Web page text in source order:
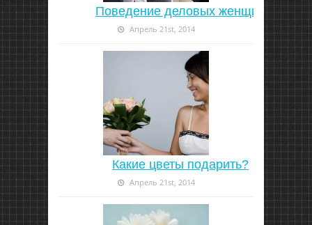
Поведение деловых женщин
Апрель 21st, 2014
Какие цветы подарить?
Апрель 21st, 2014